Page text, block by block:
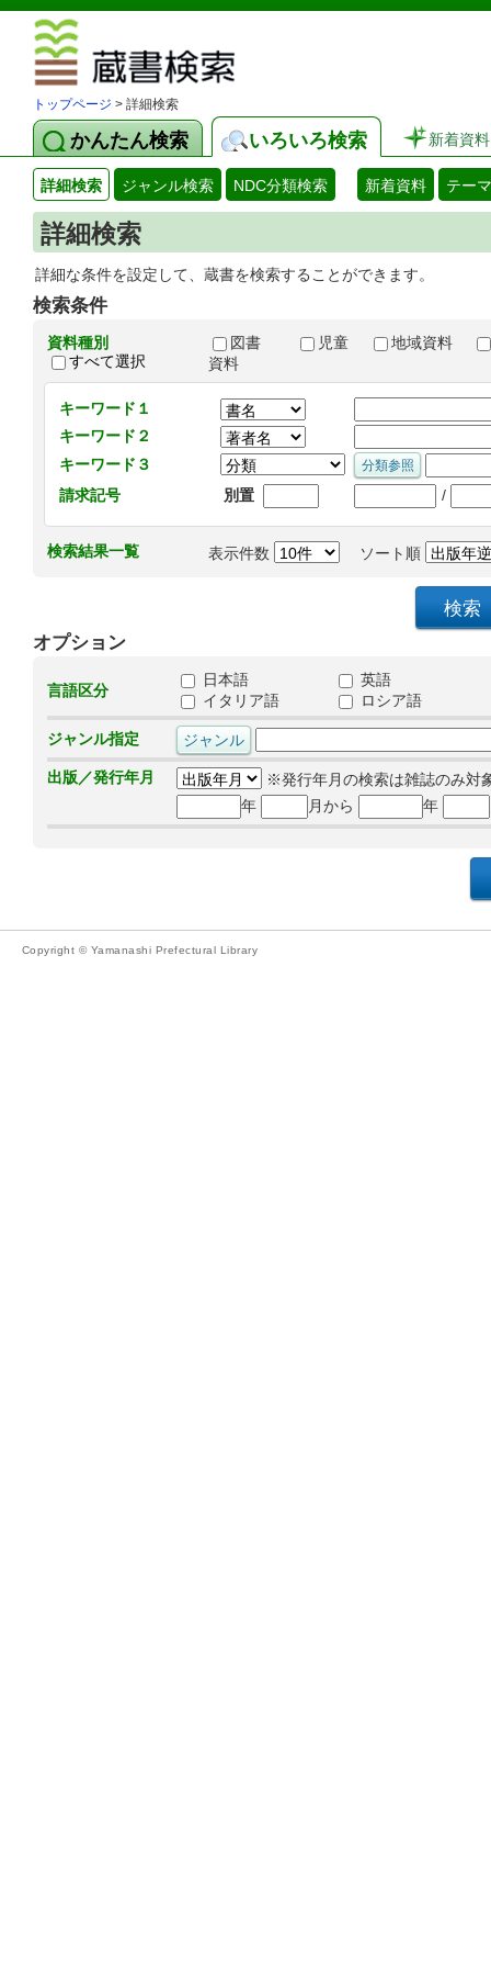
トップページ > 詳細検索
かんたん検索 いろいろ検索 新着資料
詳細検索 ジャンル検索 NDC分類検索 新着資料 テー
詳細検索
詳細な条件を設定して、蔵書を検索することができます。
検索条件
資料種別
すべて選択
図書 児童
地域資料
資料
キーワード１
キーワード２
キーワード３
請求記号
別置 /
検索結果一覧 表示件数 ソート順
オプション
言語区分
日本語
英語
イタリア語
ロシア語
ジャンル指定
出版／発行年月
※発行年月の検索は雑誌のみ対
年
月から 年
Copyright © Yamanashi Prefectural Library